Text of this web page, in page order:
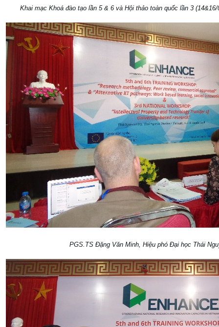
Khai mạc Khoá đào tạo lần 5 & 6 và Hội thảo toàn quốc lần 3
PGS.TS Đặng Văn Minh, Hiệu phó Đại học Thái